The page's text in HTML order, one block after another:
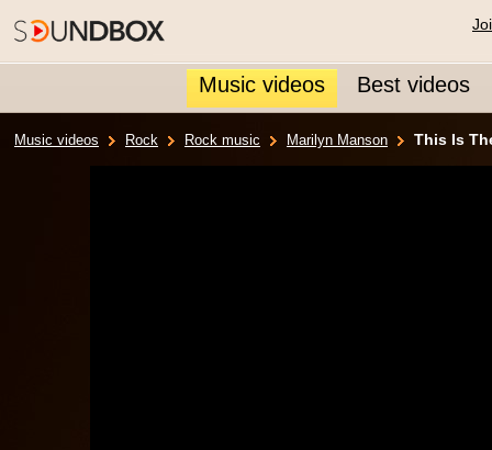
Music videos Best videos
Music videos Rock Rock music Marilyn Manson This Is